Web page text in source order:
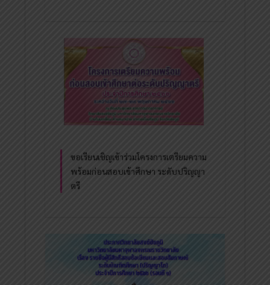
ขอเรียนเชิญเข้าร่วมโครงการเตรียมความ
พร้อมก่อนสอบเข้าศึกษา ระดับปริญญา
ตรี